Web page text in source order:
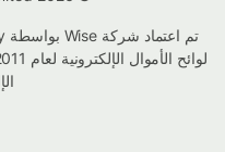
لوائح الأموال الإلكترونية لعام 2011، مرجع الشركة